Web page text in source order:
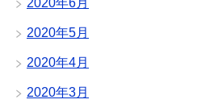
2020年6月
2020年5月
2020年4月
2020年3月